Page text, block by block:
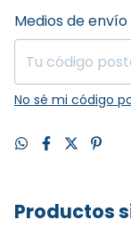
Entregas para el CP:
Medios de envío
No sé mi código
Productos